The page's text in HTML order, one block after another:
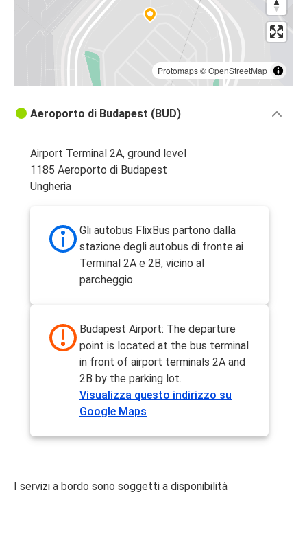
Protomaps©OpenStreetMap
Aeroporto di Budapest (BUD)
Airport Terminal 2A, ground level
1185 Aeroporto di Budapest
Ungheria
Gli autobus FlixBus partono dalla
stazione degli autobus di fronte ai
Terminal 2A e 2B, vicino al
parcheggio.
Budapest Airport: The departure
point is located at the bus terminal
in front of airport terminals 2A and
2B by the parking lot.
Visualizza questo indirizzo su
Google Maps
I servizi a bordo sono soggetti a disponibilità